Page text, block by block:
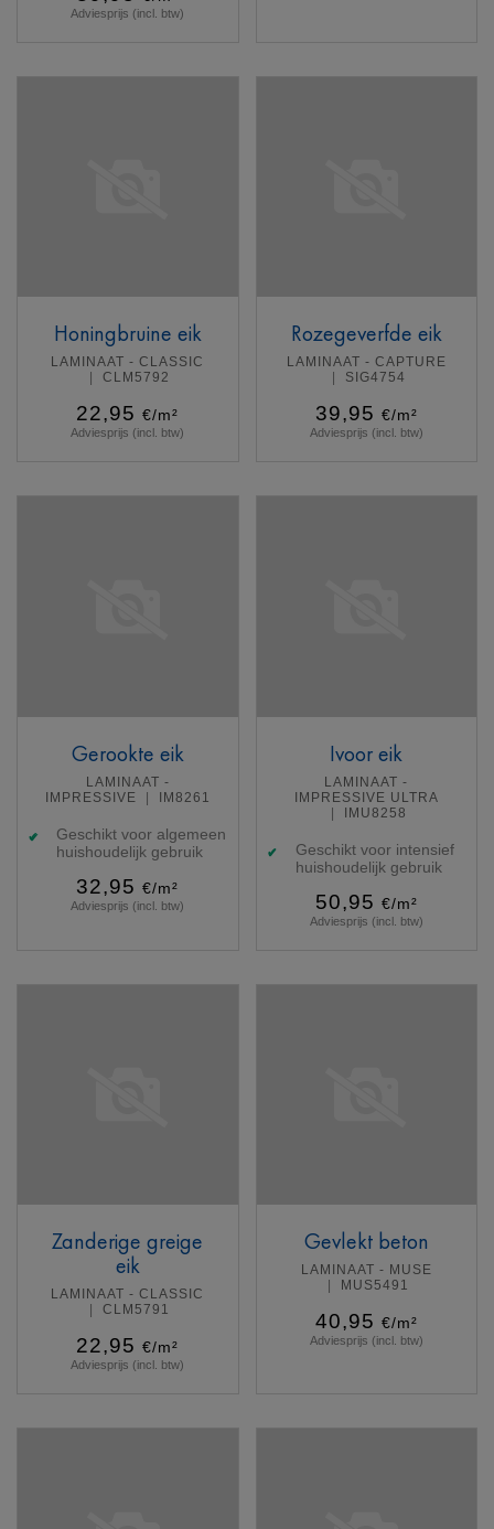
Adviesprijs (incl. btw)
Honingbruine eik
LAMINAAT - CLASSIC
CLM5792
22,95 €/m²
Adviesprijs (incl. btw)
Rozegeverfde eik
LAMINAAT - CAPTURE
SIG4754
39,95 €/m²
Adviesprijs (incl. btw)
Gerookte eik
LAMINAAT -
IMPRESSIVE
IM8261
Geschikt voor algemeen
huishoudelijk gebruik
32,95 €/m²
Adviesprijs (incl. btw)
Ivoor eik
LAMINAAT -
IMPRESSIVE ULTRA
IMU8258
Geschikt voor intensief
huishoudelijk gebruik
50,95 €/m²
Adviesprijs (incl. btw)
Zanderige greige
eik
LAMINAAT - CLASSIC
CLM5791
22,95 €/m²
Adviesprijs (incl. btw)
Gevlekt beton
LAMINAAT - MUSE
MUS5491
40,95 €/m²
Adviesprijs (incl. btw)